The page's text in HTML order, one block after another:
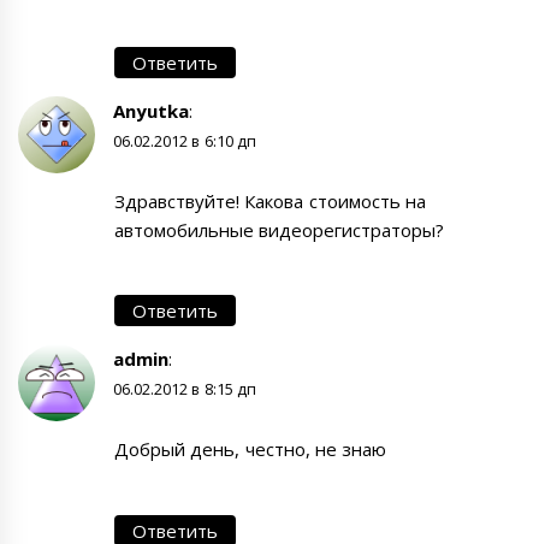
Ответить
Anyutka:
06.02.2012 в 6:10 дп
Здравствуйте! Какова стоимость на
автомобильные видеорегистраторы?
Ответить
admin:
06.02.2012 в 8:15 дп
Добрый день, честно, не знаю
Ответить